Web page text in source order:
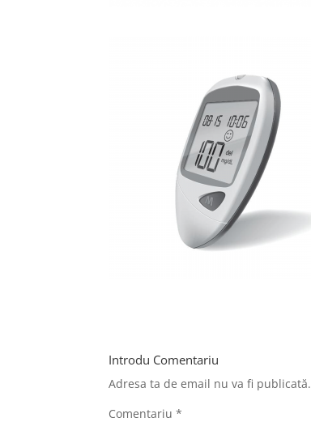
Introdu Comentariu
Adresa ta de email nu va fi publicată.
Comentariu*